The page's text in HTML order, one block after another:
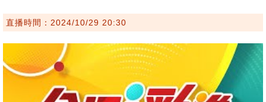
直播時間：2024/10/29 20:30